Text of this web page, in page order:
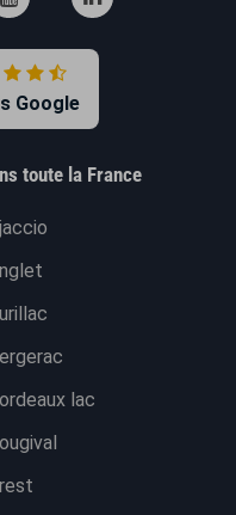
Google
toute la France
lac